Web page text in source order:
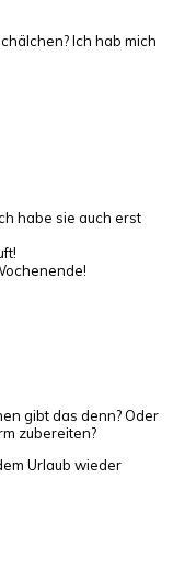
Ich hab mich
habe sie auch erst
gibt das denn? Oder
zubereiten?
Urlaub wieder